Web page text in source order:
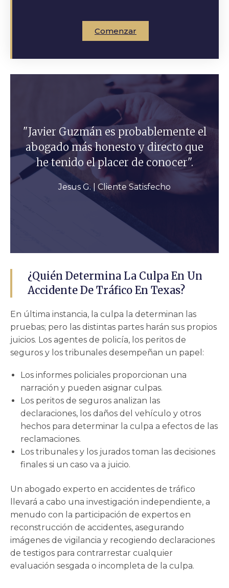
Comenzar
"Javier Guzmán es probablemente el
abogado más honesto y directo que
he tenido el placer de conocer".
Jesus G. | Cliente Satisfecho
¿Quién Determina La Culpa En Un
Accidente De Tráfico En Texas?
En última instancia, la culpa la determinan las
pruebas; pero las distintas partes harán sus propios
juicios. Los agentes de policía, los peritos de
seguros y los tribunales desempeñan un papel:
Los informes policiales proporcionan una
narración y pueden asignar culpas.
Los peritos de seguros analizan las
declaraciones, los daños del vehículo y otros
hechos para determinar la culpa a efectos de las
reclamaciones.
Los tribunales y los jurados toman las decisiones
finales si un caso va a juicio.
Un abogado experto en accidentes de tráfico
llevará a cabo una investigación independiente, a
menudo con la participación de expertos en
reconstrucción de accidentes, asegurando
imágenes de vigilancia y recogiendo declaraciones
de testigos para contrarrestar cualquier
evaluación sesgada o incompleta de la culpa.